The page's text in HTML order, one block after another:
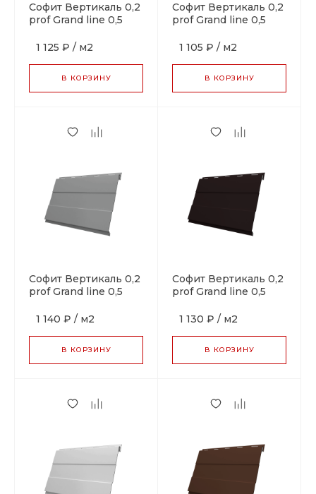
Софит Вертикаль 0,2
prof Grand line 0,5
1015 светлая
1 125 ₽ / м2
В КОРЗИНУ
Софит Вертикаль 0,2
prof Grand line 0,5
коричневый
1 105 ₽ / м2
В КОРЗИНУ
Софит Вертикаль 0,2
prof Grand line 0,5
алюминиевый
1 140 ₽ / м2
В КОРЗИНУ
Софит Вертикаль 0,2
prof Grand line 0,5
черный
1 130 ₽ / м2
В КОРЗИНУ